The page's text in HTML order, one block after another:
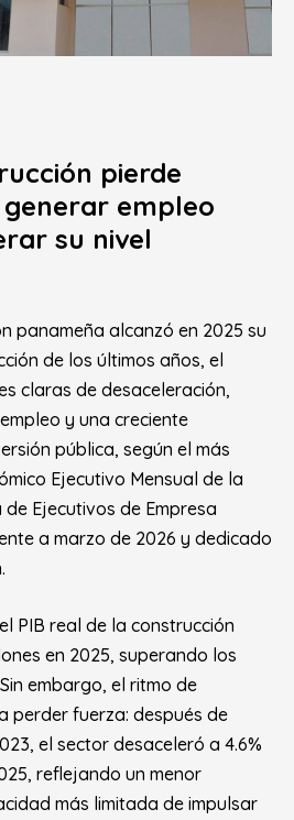
pierde
empleo
su nivel
panameña alcanzó en 2025 su
de los últimos años, el
claras de desaceleración,
y una creciente
pública, según el más
Ejecutivo Mensual de la
Ejecutivos de Empresa
a marzo de 2026 y dedicado
PIB real de la construcción
en 2025, superando los
embargo, el ritmo de
perder fuerza: después de
el sector desaceleró a 4.6%
reflejando un menor
más limitada de impulsar